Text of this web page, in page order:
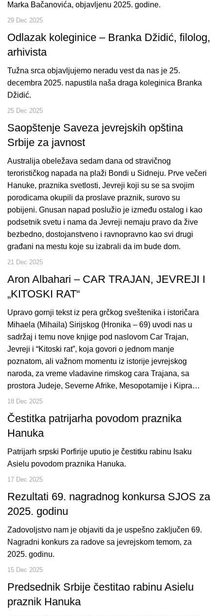
Marka Bačanovića, objavljenu 2025. godine.
29 Dec 2025
Odlazak koleginice – Branka Džidić, filolog,
arhivista
Tužna srca objavljujemo neradu vest da nas je 25.
decembra 2025. napustila naša draga koleginica Branka
Džidić.
25 Dec 2025
Saopštenje Saveza jevrejskih opština
Srbije za javnost
Australija obeležava sedam dana od stravičnog
terorističkog napada na plaži Bondi u Sidneju. Prve večeri
Hanuke, praznika svetlosti, Jevreji koji su se sa svojim
porodicama okupili da proslave praznik, surovo su
pobijeni. Gnusan napad poslužio je između ostalog i kao
podsetnik svetu i nama da Jevreji nemaju pravo da žive
bezbedno, dostojanstveno i ravnopravno kao svi drugi
građani na mestu koje su izabrali da im bude dom.
21 Dec 2025
Aron Albahari – CAR TRAJAN, JEVREJI I
„KITOSKI RAT“
Upravo gornji tekst iz pera grčkog sveštenika i istoričara
Mihaela (Mihaila) Sirijskog (Hronika – 69) uvodi nas u
sadržaj i temu nove knjige pod naslovom Car Trajan,
Jevreji i “Kitoski rat”, koja govori o jednom manje
poznatom, ali važnom momentu iz istorije jevrejskog
naroda, za vreme vladavine rimskog cara Trajana, sa
prostora Judeje, Severne Afrike, Mesopotamije i Kipra…
18 Dec 2025
Čestitka patrijarha povodom praznika
Hanuka
Patrijarh srpski Porfirije uputio je čestitku rabinu Isaku
Asielu povodom praznika Hanuka.
17 Dec 2025
Rezultati 69. nagradnog konkursa SJOS za
2025. godinu
Zadovoljstvo nam je objaviti da je uspešno zaključen 69.
Nagradni konkurs za radove sa jevrejskom temom, za
2025. godinu.
15 Dec 2025
Predsednik Srbije čestitao rabinu Asielu
praznik Hanuka